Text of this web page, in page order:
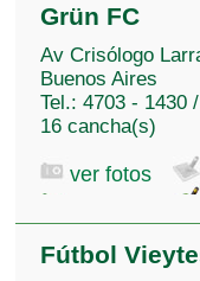
Grün FC
Av Crisólogo
Buenos Aires
Tel.: 4703 - 1430
16 cancha(s)
ver fotos
Fútbol